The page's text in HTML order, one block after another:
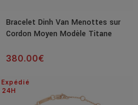
Bracelet Dinh Van Menottes sur
Cordon Moyen Modèle Titane
380.00€
24H
Expédié